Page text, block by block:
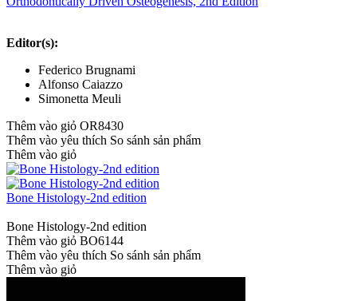
Editor(s):
Federico Brugnami
Alfonso Caiazzo
Simonetta Meuli
Thêm vào giỏ OR8430
Thêm vào yêu thích So sánh sản phẩm
Thêm vào giỏ
Bone Histology-2nd edition
Bone Histology-2nd edition
Thêm vào giỏ BO6144
Thêm vào yêu thích So sánh sản phẩm
Thêm vào giỏ